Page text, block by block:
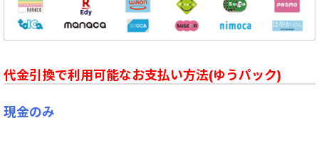
代金引換で利用可能なお支払い方法(ゆうパック)
現金のみ